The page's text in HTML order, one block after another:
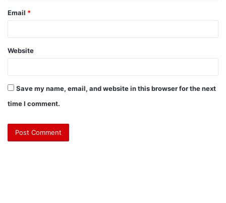
Email *
Website
Save my name, email, and website in this browser for the next
time I comment.